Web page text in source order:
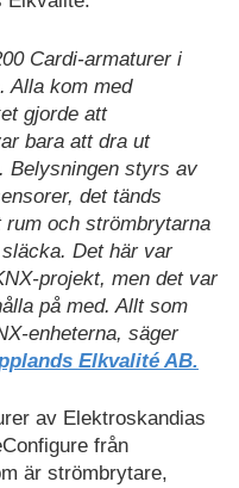
Cardi-armaturer i
Alla kom med
gjorde att
bara att dra ut
Belysningen styrs av
det tänds
och strömbrytarna
Det här var
projekt, men det var
på med. Allt som
enheterna, säger
Elkvalité AB.
av Elektroskandias
från
är strömbrytare,